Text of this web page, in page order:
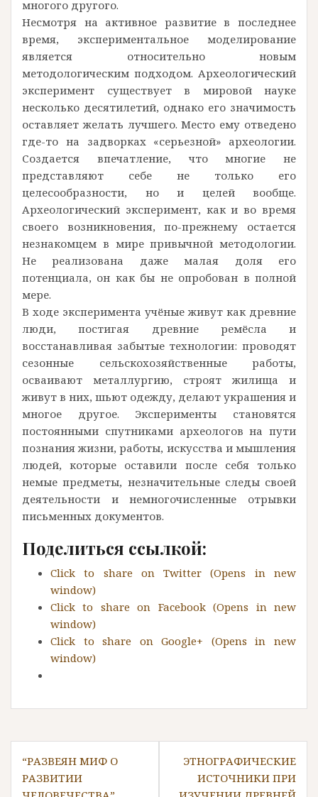
многого другого.
Несмотря на активное развитие в последнее
время, экспериментальное моделирование
является относительно новым
методологическим подходом. Археологический
эксперимент существует в мировой науке
несколько десятилетий, однако его значимость
оставляет желать лучшего. Место ему отведено
где-то на задворках «серьезной» археологии.
Создается впечатление, что многие не
представляют себе не только его
целесообразности, но и целей вообще.
Археологический эксперимент, как и во время
своего возникновения, по-прежнему остается
незнакомцем в мире привычной методологии.
Не реализована даже малая доля его
потенциала, он как бы не опробован в полной
мере.
В ходе эксперимента учёные живут как древние
люди, постигая древние ремёсла и
восстанавливая забытые технологии: проводят
сезонные сельскохозяйственные работы,
осваивают металлургию, строят жилища и
живут в них, шьют одежду, делают украшения и
многое другое. Эксперименты становятся
постоянными спутниками археологов на пути
познания жизни, работы, искусства и мышления
людей, которые оставили после себя только
немые предметы, незначительные следы своей
деятельности и немногочисленные отрывки
письменных документов.
Поделиться ссылкой:
Click to share on Twitter (Opens in new
window)
Click to share on Facebook (Opens in new
window)
Click to share on Google+ (Opens in new
window)
P
o
“РАЗВЕЯН МИФ О
РАЗВИТИИ
ЭТНОГРАФИЧЕСКИЕ
ИСТОЧНИКИ ПРИ